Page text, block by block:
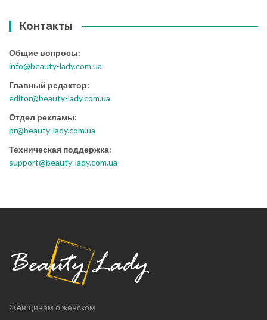
Контакты
Общие вопросы:
info@beauty-lady.com.ua
Главный редактор:
editor@beauty-lady.com.ua
Отдел рекламы:
pr@beauty-lady.com.ua
Техническая поддержка:
support@beauty-lady.com.ua
Женщинам о женском